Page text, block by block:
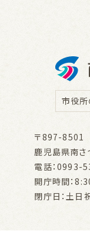
市役所
〒897-8501
鹿児島県南
電話：0993-
開庁時間：
閉庁日：土日